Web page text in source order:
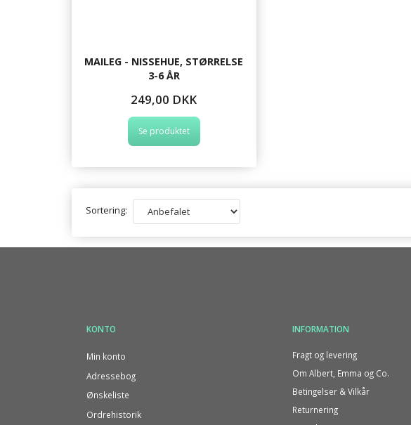
MAILEG - NISSEHUE, STØRRELSE
3-6 ÅR
249,00 DKK
Se produktet
Sortering:
KONTO
Min konto
Adressebog
Ønskeliste
Ordrehistorik
INFORMATION
Fragt og levering
Om Albert, Emma og Co.
Betingelser & Vilkår
Returnering